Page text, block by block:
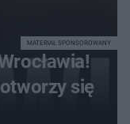
się
MATERIAŁ SPONSOROWANY